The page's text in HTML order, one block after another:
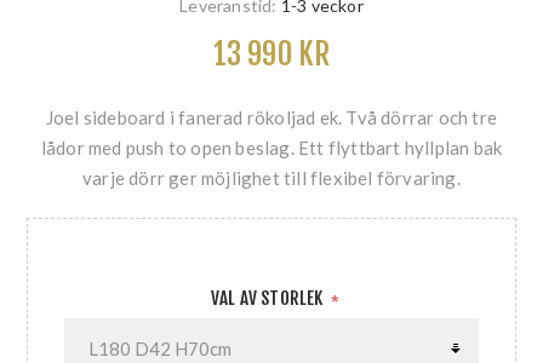
Leveranstid: 1-3 veckor
13 990 KR
Joel sideboard i fanerad rökoljad ek. Två dörrar och tre
lådor med push to open beslag. Ett flyttbart hyllplan bak
varje dörr ger möjlighet till flexibel förvaring.
VAL AV STORLEK *